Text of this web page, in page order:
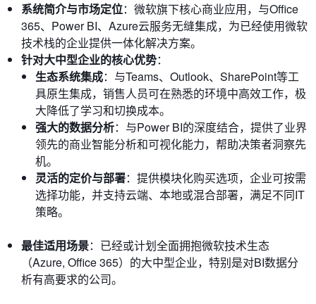
系统简介与市场定位：微软旗下核心商业应用，与Office
365、Power BI、Azure云服务无缝集成，为已经使用微软
技术栈的企业提供一体化解决方案。
针对大中型企业的核心优势：
生态系统集成：与Teams、Outlook、SharePoint等工
具原生集成，销售人员可在熟悉的环境中高效工作，极
大降低了学习和切换成本。
强大的数据分析：与Power BI的深度结合，提供了业界
领先的商业智能分析和可视化能力，帮助决策者洞察先
机。
灵活的定价与部署：提供模块化购买选项，企业可按需
选择功能，并支持云端、本地或混合部署，满足不同IT
策略。
最佳适用场景：已经或计划全面拥抱微软技术生态
（Azure, Office 365）的大中型企业，特别是对BI数据分
析有高要求的公司。